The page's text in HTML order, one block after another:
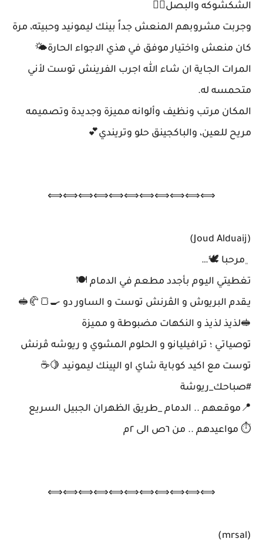
الشكشوكه والبصل👍🏻
وجربت مشروبهم المنعش جداً بينك ليمونيد وحبيته، مرة
كان منعش واختيار موفق في هذي الاجواء الحارة🌤
المرات الجاية ان شاء الله اجرب الفرينش توست لأني
متحمسه له.
المكان مرتب ونظيف وألوانه مميزة وجديدة وتصميمه
مريح للعين، والباكجينق حلو وتريندي💕
⟺⟺⟺⟺⟺⟺⟺⟺⟺⟺⟺
(Joud Alduaij)
﮼مرحبا 🕊…
تغطيتي اليـوم بأجدد مطعم في الدمام 🍽
يـقدم البريوش و الڤرنش توست و الساور دو 🍳🍞🥐🥪
🥪لذيذ لذيذ و النكهات مضبوطة و مميزة
توصياتي ؛ ترافيليانو و الحلوم المشوي و ريوشه ڤرنش
توست مع اكيد كوباية شاي او الپينك ليمونيد 🍋☕️
#صباحك_ريوشة
📍موقعهم .. الدمام _طريق الظهران الجبيل السريع
⏱ مواعيدهم .. من ٦ص الى ٢م
⟺⟺⟺⟺⟺⟺⟺⟺⟺⟺⟺
(mrsal)